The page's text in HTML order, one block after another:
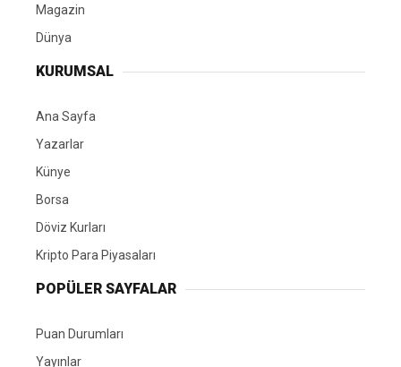
Magazin
Dünya
KURUMSAL
Ana Sayfa
Yazarlar
Künye
Borsa
Döviz Kurları
Kripto Para Piyasaları
POPÜLER SAYFALAR
Puan Durumları
Yayınlar